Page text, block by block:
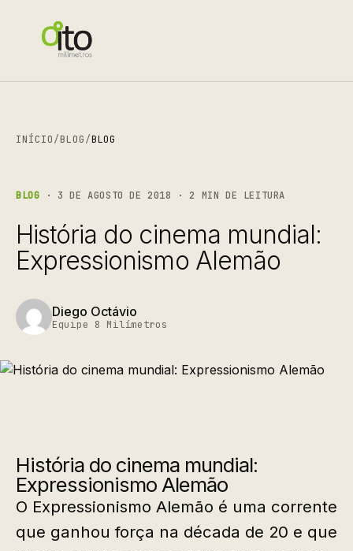
INÍCIO/BLOG/BLOG
BLOG · 3 DE AGOSTO DE 2018 · 2 MIN DE LEITURA
História do cinema mundial:
Expressionismo Alemão
Diego Octávio
Equipe 8 Milímetros
História do cinema mundial:
Expressionismo Alemão
O Expressionismo Alemão é uma corrente
que ganhou força na década de 20 e que